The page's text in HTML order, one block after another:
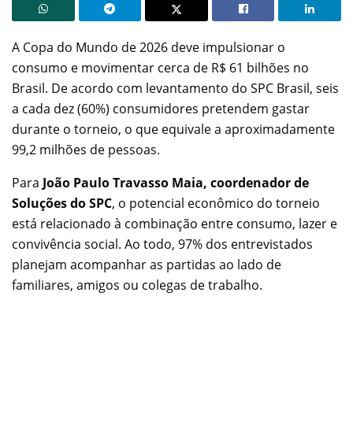
A Copa do Mundo de 2026 deve impulsionar o
consumo e movimentar cerca de R$ 61 bilhões no
Brasil. De acordo com levantamento do SPC Brasil, seis
a cada dez (60%) consumidores pretendem gastar
durante o torneio, o que equivale a aproximadamente
99,2 milhões de pessoas.
Para João Paulo Travasso Maia, coordenador de
Soluções do SPC, o potencial econômico do torneio
está relacionado à combinação entre consumo, lazer e
convivência social. Ao todo, 97% dos entrevistados
planejam acompanhar as partidas ao lado de
familiares, amigos ou colegas de trabalho.